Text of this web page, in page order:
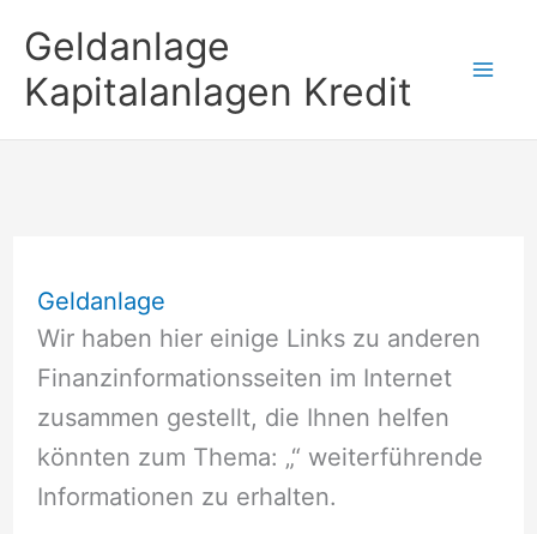
Inhalt
springen
Geldanlage
Kapitalanlagen Kredit
Geldanlage
Wir haben hier einige Links zu anderen
Finanzinformationsseiten im Internet
zusammen gestellt, die Ihnen helfen
könnten zum Thema: „“ weiterführende
Informationen zu erhalten.